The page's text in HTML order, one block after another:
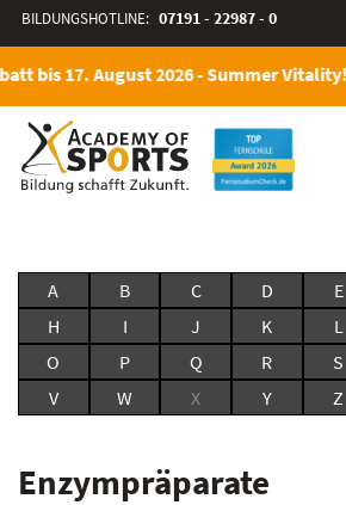
BILDUNGSHOTLINE: 07191 - 22987 - 0
bis 17. August 2026 - Summer Vitality!
A B C D E
H
I J K L
O
P Q R S
V
W X Y Z
Enzympräparate